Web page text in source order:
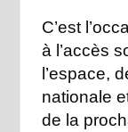
C’est
à l’accès
l’espace,
nationale
de la